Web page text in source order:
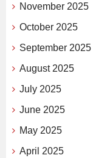
November 2025
October 2025
September 2025
August 2025
July 2025
June 2025
May 2025
April 2025